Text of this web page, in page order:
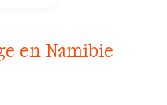
en Namibie